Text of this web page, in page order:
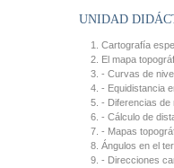
UNIDAD
Cartografía
El mapa
- Curvas de
- Equidistancia
- Diferencias de
- Cálculo de
- Mapas
Ángulos en el
- Direcciones